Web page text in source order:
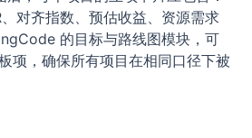
对齐指数、预估收益、资源需求
的目标与路线图模块，可
项，确保所有项目在相同口径下被